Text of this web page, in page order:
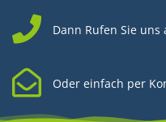
Dann Rufen Sie uns
Oder einfach per